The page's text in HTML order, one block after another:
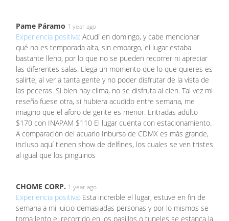
Pame Páramo 1 year ago
Experiencia positiva: Acudí en domingo, y cabe mencionar
qué no es temporada alta, sin embargo, el lugar estaba
bastante lleno, por lo que no se pueden recorrer ni apreciar
las diferentes salas. Llega un momento que lo que quieres es
salirte, al ver a tanta gente y no poder disfrutar de la vista de
las peceras. Si bien hay clima, no se disfruta al cien. Tal vez mi
reseña fuese otra, si hubiera acudido entre semana, me
imagino que el aforo de gente es menor. Entradas adulto
$170 con INAPAM $110 El lugar cuenta con estacionamiento.
A comparación del acuario Inbursa de CDMX es más grande,
incluso aquí tienen show de delfines, los cuales se ven tristes
al igual que los pingüinos
CHOME CORP. 1 year ago
Experiencia positiva: Esta increible el lugar, estuve en fin de
semana a mi juicio demasiadas personas y por lo mismos se
torna lento el recorrido en los pasillos o tuneles se estanca la